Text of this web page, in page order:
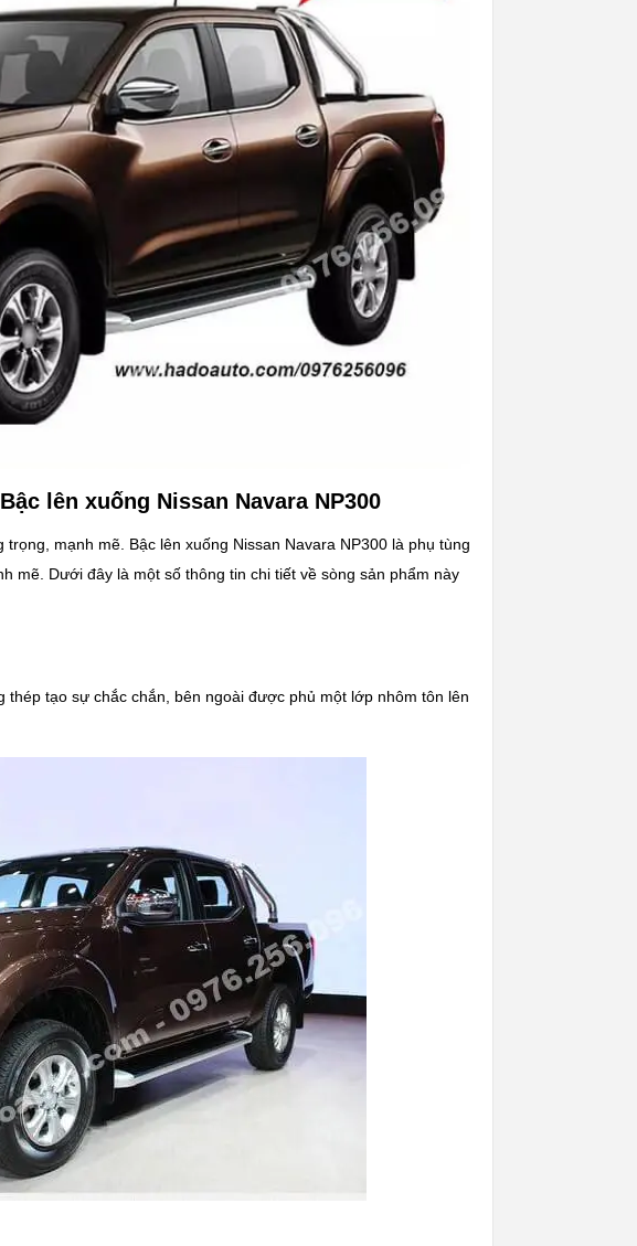
lên xuống Nissan Navara NP300
mạnh mẽ. Bậc lên xuống Nissan Navara NP300 là phụ tùng
mẽ. Dưới đây là một số thông tin chi tiết về sòng sản phẩm này
tạo sự chắc chắn, bên ngoài được phủ một lớp nhôm tôn lên